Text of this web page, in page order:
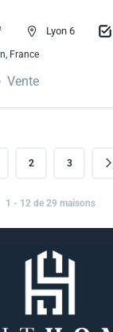
Lyon 6
France
Vente
2 3
1 - 12 de 29 maisons